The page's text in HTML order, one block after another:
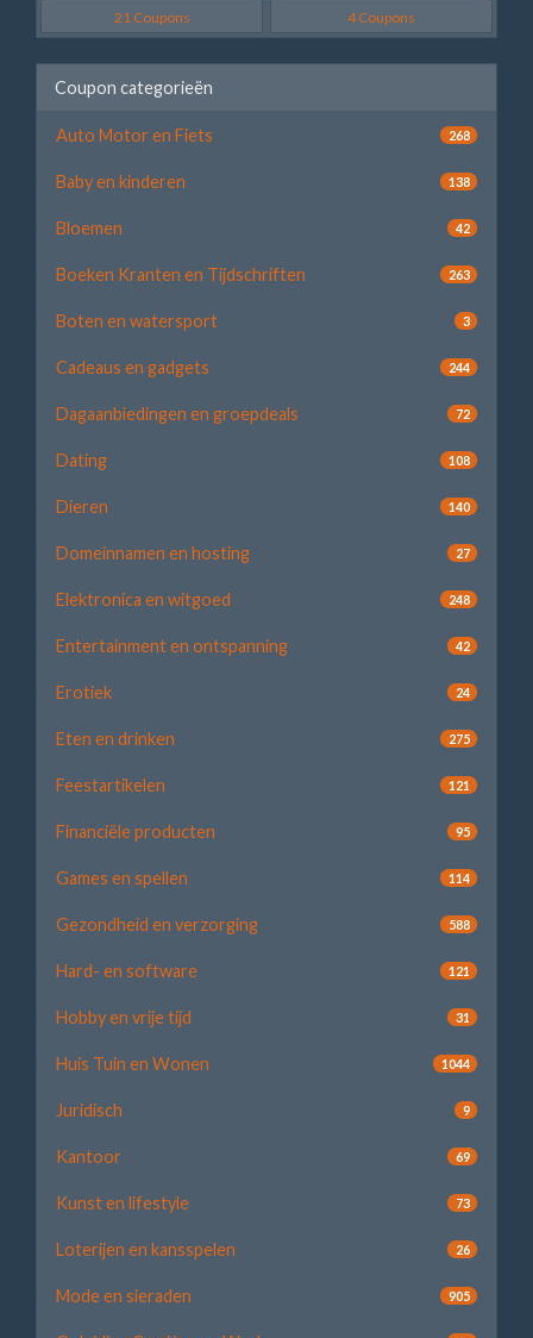
21 Coupons 4 Coupons
Coupon categorieën
Auto Motor en Fiets 268
Baby en kinderen 138
Bloemen 42
Boeken Kranten en Tijdschriften 263
Boten en watersport 3
Cadeaus en gadgets 244
Dagaanbiedingen en groepdeals 72
Dating 108
Dieren 140
Domeinnamen en hosting 27
Elektronica en witgoed 248
Entertainment en ontspanning 42
Erotiek 24
Eten en drinken 275
Feestartikelen 121
Financiële producten 95
Games en spellen 114
Gezondheid en verzorging 588
Hard- en software 121
Hobby en vrije tijd 31
Huis Tuin en Wonen 1044
Juridisch 9
Kantoor 69
Kunst en lifestyle 73
Loterijen en kansspelen 26
Mode en sieraden 905